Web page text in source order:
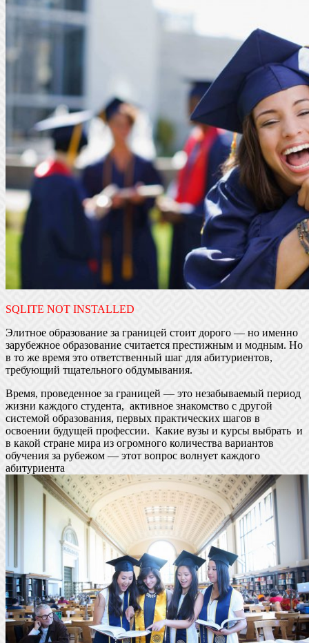
SQLITE NOT INSTALLED
Элитное образование за границей стоит дорого — но именно
зарубежное образование считается престижным и модным. Но
в то же время это ответственный шаг для абитуриентов,
требующий тщательного обдумывания.
Время, проведенное за границей — это незабываемый период
жизни каждого студента, активное знакомство с другой
системой образования, первых практических шагов в
освоении будущей профессии. Какие вузы и курсы выбрать и
в какой стране мира из огромного количества вариантов
обучения за рубежом — этот вопрос волнует каждого
абитуриента